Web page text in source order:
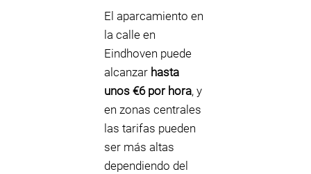
El aparcamiento en
la calle en
Eindhoven puede
alcanzar hasta
unos €6 por hora, y
en zonas centrales
las tarifas pueden
ser más altas
dependiendo del